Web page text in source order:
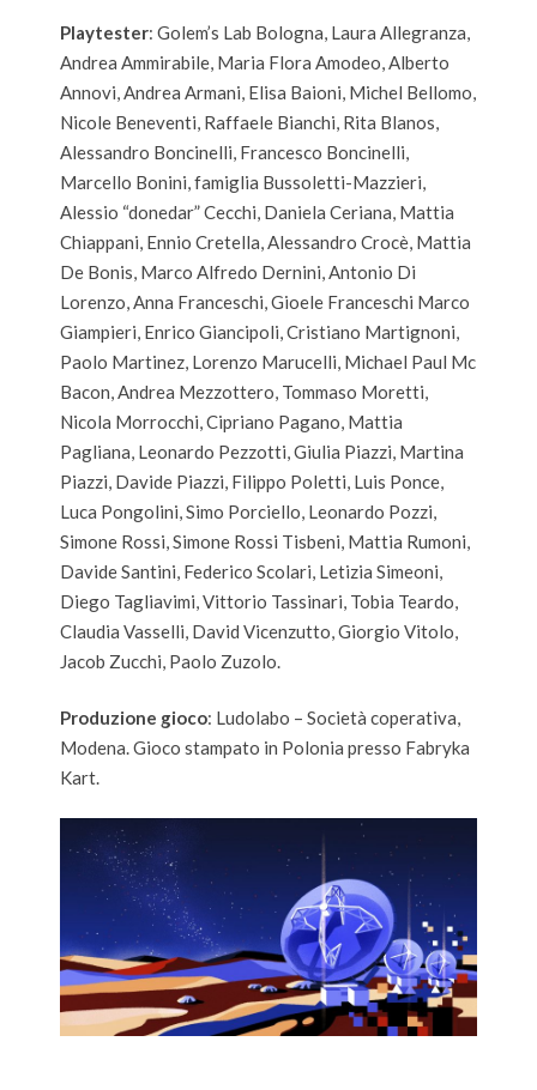
Playtester: Golem’s Lab Bologna, Laura Allegranza,
Andrea Ammirabile, Maria Flora Amodeo, Alberto
Annovi, Andrea Armani, Elisa Baioni, Michel Bellomo,
Nicole Beneventi, Raffaele Bianchi, Rita Blanos,
Alessandro Boncinelli, Francesco Boncinelli,
Marcello Bonini, famiglia Bussoletti-Mazzieri,
Alessio “donedar” Cecchi, Daniela Ceriana, Mattia
Chiappani, Ennio Cretella, Alessandro Crocè, Mattia
De Bonis, Marco Alfredo Dernini, Antonio Di
Lorenzo, Anna Franceschi, Gioele Franceschi Marco
Giampieri, Enrico Giancipoli, Cristiano Martignoni,
Paolo Martinez, Lorenzo Marucelli, Michael Paul Mc
Bacon, Andrea Mezzottero, Tommaso Moretti,
Nicola Morrocchi, Cipriano Pagano, Mattia
Pagliana, Leonardo Pezzotti, Giulia Piazzi, Martina
Piazzi, Davide Piazzi, Filippo Poletti, Luis Ponce,
Luca Pongolini, Simo Porciello, Leonardo Pozzi,
Simone Rossi, Simone Rossi Tisbeni, Mattia Rumoni,
Davide Santini, Federico Scolari, Letizia Simeoni,
Diego Tagliavimi, Vittorio Tassinari, Tobia Teardo,
Claudia Vasselli, David Vicenzutto, Giorgio Vitolo,
Jacob Zucchi, Paolo Zuzolo.
Produzione gioco: Ludolabo – Società coperativa,
Modena. Gioco stampato in Polonia presso Fabryka
Kart.